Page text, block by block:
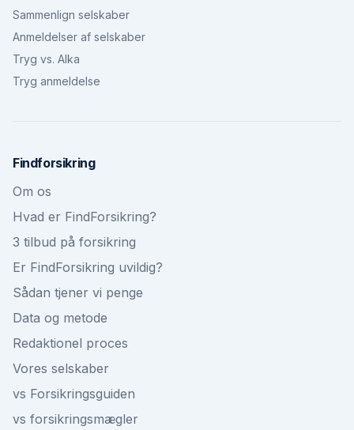
Sammenlign selskaber
Anmeldelser af selskaber
Tryg vs. Alka
Tryg anmeldelse
Findforsikring
Om os
Hvad er FindForsikring?
3 tilbud på forsikring
Er FindForsikring uvildig?
Sådan tjener vi penge
Data og metode
Redaktionel proces
Vores selskaber
vs Forsikringsguiden
vs forsikringsmægler